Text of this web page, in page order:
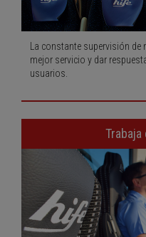
La constante supervisión de
mejor servicio y dar
usuarios.